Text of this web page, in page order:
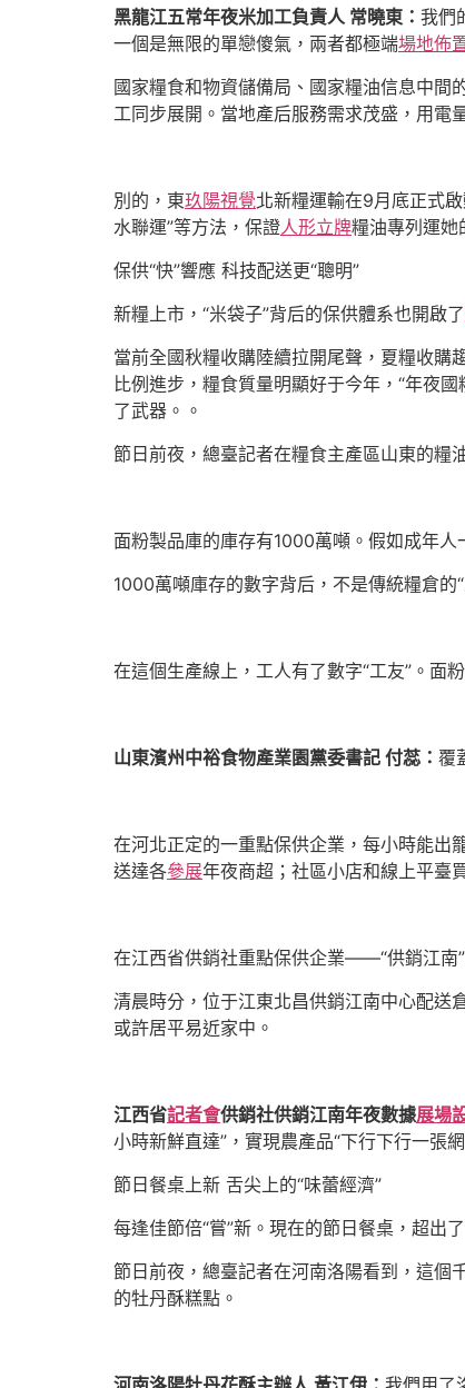
黑龍江五常年夜米加工負責人 常曉東： 我們
一個是無限的單戀傻氣，兩者都極端場地佈
國家糧食和物資儲備局、國家糧油信息中間
工同步展開。當地產后服務需求茂盛，用電
別的，東玖陽視覺北新糧運輸在9月底正式
水聯運”等方法，保證人形立牌糧油專列運她
保供“快”響應 科技配送更“聰明”
新糧上市，“米袋子”背后的保供體系也開啟了
當前全國秋糧收購陸續拉開尾聲，夏糧收購
比例進步，糧食質量明顯好于今年，“年夜國
了武器。。
節日前夜，總臺記者在糧食主產區山東的糧
面粉製品庫的庫存有1000萬噸。假如成年
1000萬噸庫存的數字背后，不是傳統糧倉的
在這個生產線上，工人有了數字“工友”。面
山東濱州中裕食物產業園黨委書記 付蕊： 覆
在河北正定的一重點保供企業，每小時能出
送達各參展年夜商超；社區小店和線上平臺
在江西省供銷社重點保供企業——“供銷江南
清晨時分，位于江東北昌供銷江南中心配送
或許居平易近家中。
江西省記者會供銷社供銷江南年夜數據展場
小時新鮮直達”，實現農產品“下行下行一張
節日餐桌上新 舌尖上的“味蕾經濟”
每逢佳節倍“嘗”新。現在的節日餐桌，超出
節日前夜，總臺記者在河南洛陽看到，這個
的牡丹酥糕點。